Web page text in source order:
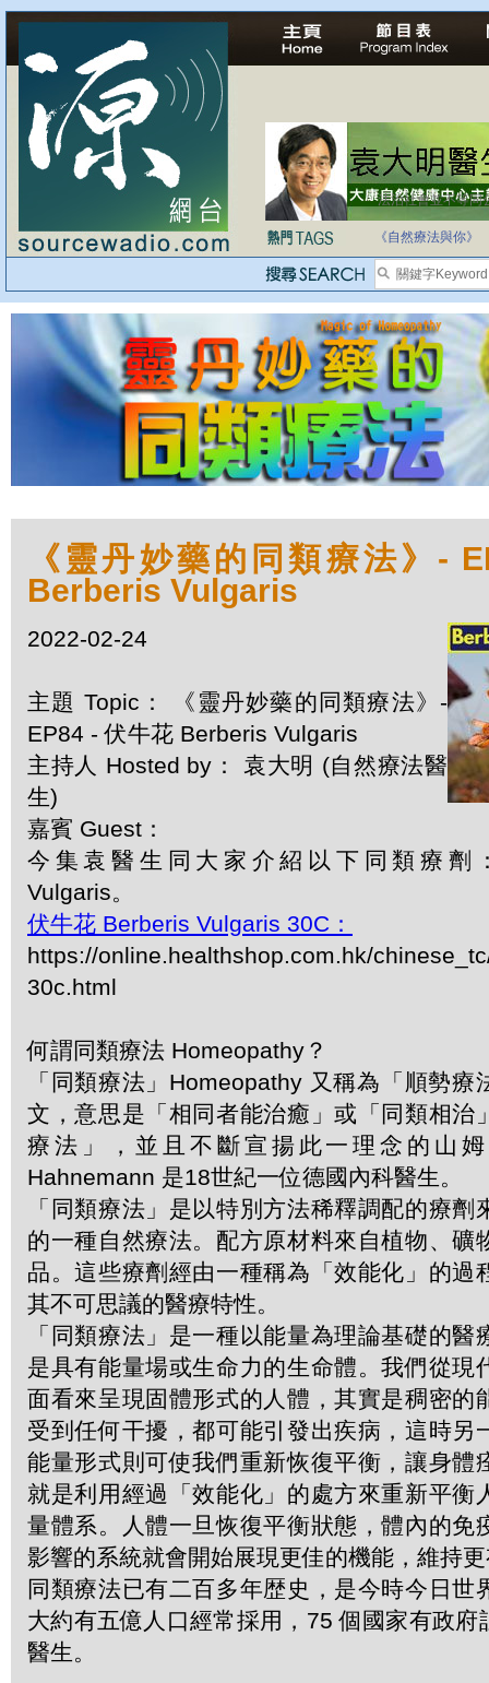
法治社會並不等同
自家教育合法化-
《自然療法與你》
《靈丹妙藥的同類療法》-
Berberis Vulgaris
2022-02-24
主題 Topic： 《靈丹妙藥的同類療法》-
EP84 - 伏牛花 Berberis Vulgaris
主持人 Hosted by： 袁大明 (自然療法醫
生)
嘉賓 Guest：
今集袁醫生同大家介紹以下同類療劑
Vulgaris。
伏牛花 Berberis Vulgaris 30C：
https://online.healthshop.com.hk/
30c.html
何謂同類療法 Homeopathy？
「同類療法」Homeopathy 又稱為「順勢療
文，意思是「相同者能治癒」或「同類相治
療法」，並且不斷宣揚此一理念的山
Hahnemann 是18世紀一位德國內科醫生。
「同類療法」是以特別方法稀釋調配的療劑
的一種自然療法。配方原材料來自植物、礦
品。這些療劑經由一種稱為「效能化」的過
其不可思議的醫療特性。
「同類療法」是一種以能量為理論基礎的醫
是具有能量場或生命力的生命體。我們從現
面看來呈現固體形式的人體，其實是稠密的
受到任何干擾，都可能引發出疾病，這時另
能量形式則可使我們重新恢復平衡，讓身體
就是利用經過「效能化」的處方來重新平衡
量體系。人體一旦恢復平衡狀態，體內的免
影響的系統就會開始展現更佳的機能，維持
同類療法已有二百多年歴史，是今時今日世
大約有五億人口經常採用，75 個國家有政府
醫生。